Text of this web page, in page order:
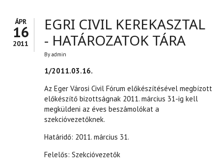
ÁPR
16
2011
EGRI CIVIL KEREKASZTAL
- HATÁROZATOK TÁRA
By admin
1/2011.03.16.
Az Eger Városi Civil Fórum előkészítésével megbízott
előkészítő bizottságnak 2011. március 31-ig kell
megküldeni az éves beszámolókat a
szekcióvezetőknek.
Határidő: 2011. március 31.
Felelős: Szekcióvezetők